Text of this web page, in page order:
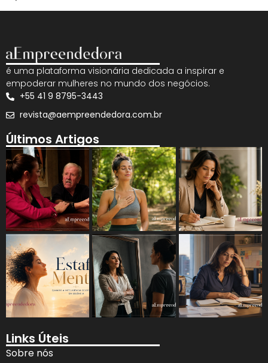
é uma plataforma visionária dedicada a inspirar e
empoderar mulheres no mundo dos negócios.
+55 41 9 8795-3443
revista@aempreendedora.com.br
Últimos Artigos
Links Úteis
Sobre nós